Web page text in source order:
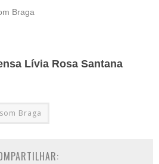
Braga
Lívia Rosa Santana
Braga